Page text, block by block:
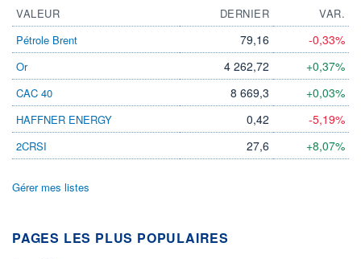
VALEUR DERNIER
VAR.
Pétrole Brent
79,16 -0,33%
Or 4 262,72 +0,37%
CAC 40 8 669,3 +0,03%
HAFFNER ENERGY 0,42 -5,19%
2CRSI 27,6 +8,07%
Gérer mes listes
PAGES LES PLUS POPULAIRES